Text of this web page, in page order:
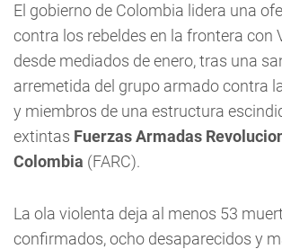
El gobierno de Colombia lidera una
contra los rebeldes en la frontera con
desde mediados de enero, tras una
arremetida del grupo armado contra
y miembros de una estructura
extintas Fuerzas Armadas
Colombia (FARC).
La ola violenta deja al menos 53
confirmados, ocho desaparecidos y